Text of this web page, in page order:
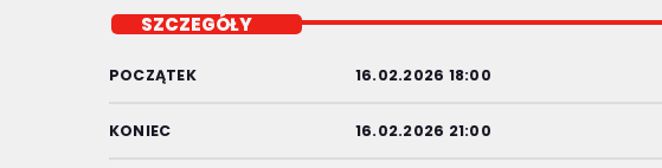
SZCZEGÓŁY
POCZĄTEK 16.02.2026 18:00
KONIEC 16.02.2026 21:00